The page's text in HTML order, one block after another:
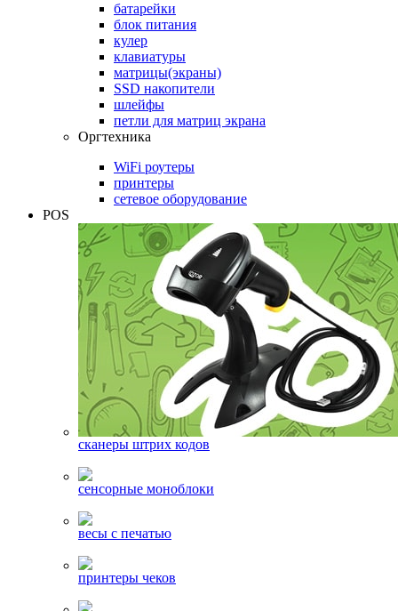
батарейки
блок питания
кулер
клавиатуры
матрицы(экраны)
SSD накопители
шлейфы
петли для матриц экрана
Оргтехника
WiFi роутеры
принтеры
сетевое оборудование
POS
сканеры штрих кодов
сенсорные моноблоки
весы с печатью
принтеры чеков